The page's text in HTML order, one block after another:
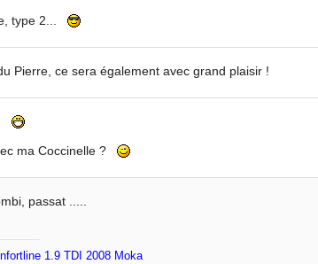
type 2...
Pierre, ce sera également avec grand plaisir !
!
ma Coccinelle ?
passat .....
1.9 TDI 2008 Moka